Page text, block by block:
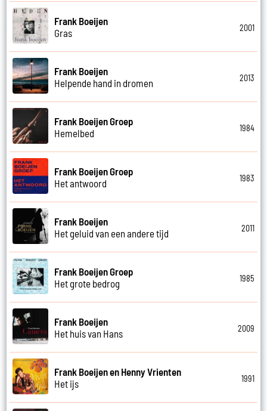
Frank Boeijen
Gras
2001
Frank Boeijen
Helpende hand in dromen
2013
Frank Boeijen Groep
Hemelbed
1984
Frank Boeijen Groep
Het antwoord
1983
Frank Boeijen
Het geluid van een andere tijd
2011
Frank Boeijen Groep
Het grote bedrog
1985
Frank Boeijen
Het huis van Hans
2009
Frank Boeijen en Henny Vrienten
Het ijs
1991